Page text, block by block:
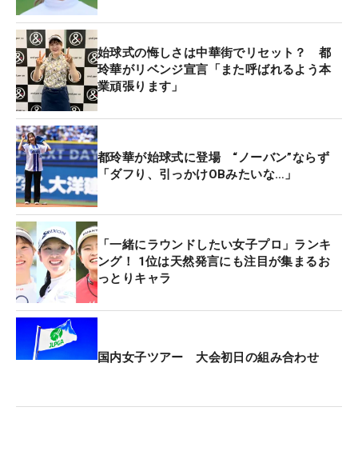
を広げる」など、高校時代から師事するコーチとと
もに改革を進めてきた。
さらに、トップ選手の技術を間近で体感したことも
パッティングへの大きな刺激となった。同郷・徳島
県出身の鈴木愛とラウンドを共にした際、その差を
痛感したという。
ロングパットの距離感はもちろん、“切れるライ
ン”でのタッチが際立っていた。「私が2～3メート
ルショートするラインでも、愛さんは“トロトロ”と
膨らませて、絶妙なタッチで次を“お先”できる位置
に寄せる」
タップインパーで余計なストレスを排除し、プレー
のリズムも崩さない。そうしたゴルフの完成度の高
さを見せつけられた。
始球式の悔しさは中華街でリセット？ 都
玲華がリベンジ宣言「また呼ばれるよう本
業頑張ります」
都玲華が始球式に登場 “ノーバン”ならず
「ダフり、引っかけOBみたいな…」
「一緒にラウンドしたい女子プロ」ランキ
ング！ 1位は天然発言にも注目が集まるお
っとりキャラ
国内女子ツアー 大会初日の組み合わせ